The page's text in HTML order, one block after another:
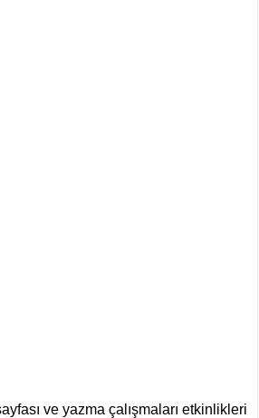
ve yazma çalışmaları etkinlikleri